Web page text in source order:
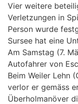
Vier weitere
Verletzungen in
Person wurde
Sursee hat eine
Am Samstag (7.
Autofahrer von
Beim Weiler Lehn
verlor er gemäss
Überholmanöver